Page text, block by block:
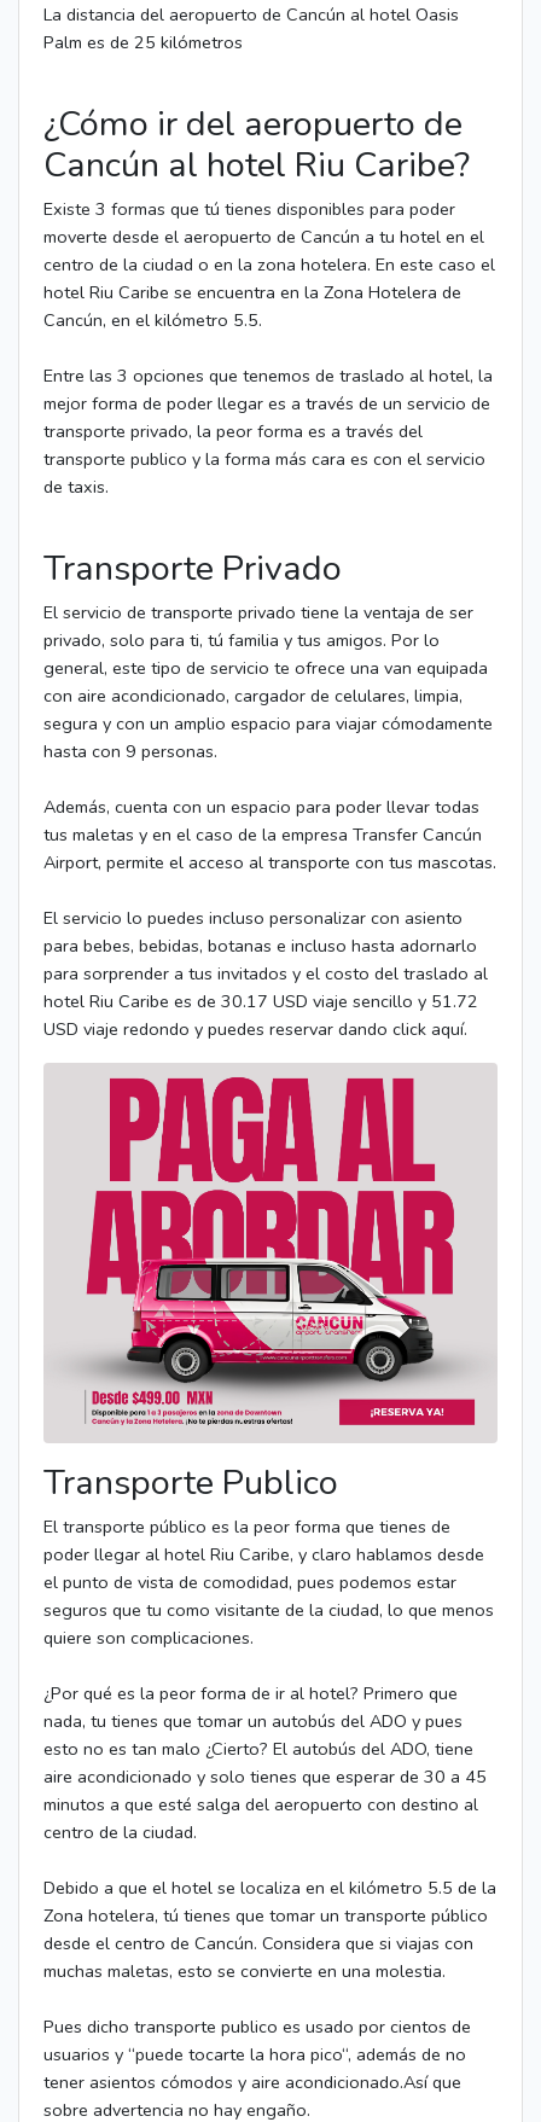
La distancia del aeropuerto de Cancún al hotel Oasis
Palm es de 25 kilómetros
¿Cómo ir del aeropuerto de
Cancún al hotel Riu Caribe?
Existe 3 formas que tú tienes disponibles para poder
moverte desde el aeropuerto de Cancún a tu hotel en el
centro de la ciudad o en la zona hotelera. En este caso el
hotel Riu Caribe se encuentra en la Zona Hotelera de
Cancún, en el kilómetro 5.5.
Entre las 3 opciones que tenemos de traslado al hotel, la
mejor forma de poder llegar es a través de un servicio de
transporte privado, la peor forma es a través del
transporte publico y la forma más cara es con el servicio
de taxis.
Transporte Privado
El servicio de transporte privado tiene la ventaja de ser
privado, solo para ti, tú familia y tus amigos. Por lo
general, este tipo de servicio te ofrece una van equipada
con aire acondicionado, cargador de celulares, limpia,
segura y con un amplio espacio para viajar cómodamente
hasta con 9 personas.
Además, cuenta con un espacio para poder llevar todas
tus maletas y en el caso de la empresa Transfer Cancún
Airport, permite el acceso al transporte con tus mascotas.
El servicio lo puedes incluso personalizar con asiento
para bebes, bebidas, botanas e incluso hasta adornarlo
para sorprender a tus invitados y el costo del traslado al
hotel Riu Caribe es de 30.17 USD viaje sencillo y 51.72
USD viaje redondo y puedes reservar dando click aquí.
Transporte Publico
El transporte público es la peor forma que tienes de
poder llegar al hotel Riu Caribe, y claro hablamos desde
el punto de vista de comodidad, pues podemos estar
seguros que tu como visitante de la ciudad, lo que menos
quiere son complicaciones.
¿Por qué es la peor forma de ir al hotel? Primero que
nada, tu tienes que tomar un autobús del ADO y pues
esto no es tan malo ¿Cierto? El autobús del ADO, tiene
aire acondicionado y solo tienes que esperar de 30 a 45
minutos a que esté salga del aeropuerto con destino al
centro de la ciudad.
Debido a que el hotel se localiza en el kilómetro 5.5 de la
Zona hotelera, tú tienes que tomar un transporte público
desde el centro de Cancún. Considera que si viajas con
muchas maletas, esto se convierte en una molestia.
Pues dicho transporte publico es usado por cientos de
usuarios y “puede tocarte la hora pico“, además de no
tener asientos cómodos y aire acondicionado.Así que
sobre advertencia no hay engaño.